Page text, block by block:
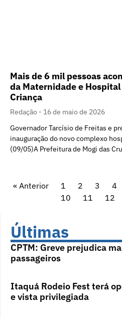
Mais de 6 mil pessoas
da Maternidade e
Criança
Redação
16 de maio de 2026
Governador Tarcísio de Freitas e
inauguração do novo complexo
(09/05)A Prefeitura de Mogi das
« Anterior 1 2 3 4
10
11 12
Últimas
CPTM: Greve prejudica
passageiros
Itaquá Rodeio Fest terá
e vista privilegiada